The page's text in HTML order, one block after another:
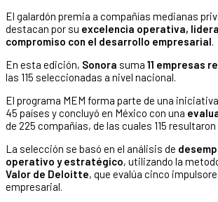
El galardón premia a compañías medianas
destacan por su excelencia operativa,
compromiso con el desarrollo empresarial.
En esta edición, Sonora suma 11 empresas
las 115 seleccionadas a nivel nacional.
El programa MEM forma parte de una
45 países y concluyó en México con una
de 225 compañías, de las cuales 115
La selección se basó en el análisis de
operativo y estratégico, utilizando la
Valor de Deloitte, que evalúa cinco
empresarial.